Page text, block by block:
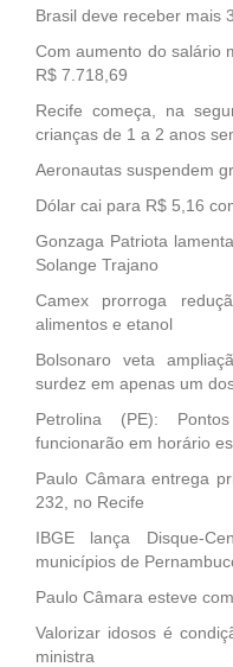
Brasil deve receber mais
Com aumento do salário
R$ 7.718,69
Recife começa, na
crianças de 1 a 2 anos
Aeronautas suspendem
Dólar cai para R$ 5,16
Gonzaga Patriota
Solange Trajano
Camex prorroga
alimentos e etanol
Bolsonaro veta
surdez em apenas um
Petrolina (PE):
funcionarão em horário
Paulo Câmara entrega
232, no Recife
IBGE lança Disque-
municípios de
Paulo Câmara esteve
Valorizar idosos é
ministra